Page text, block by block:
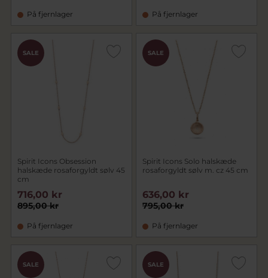
På fjernlager På fjernlager
SALE
Spirit Icons Obsession
halskæde rosaforgyldt sølv 45
cm
895,00 kr
716,00 kr
På fjernlager
SALE
Spirit Icons Solo halskæde
rosaforgyldt sølv m. cz 45 cm
795,00 kr
636,00 kr
På fjernlager
SALE SALE